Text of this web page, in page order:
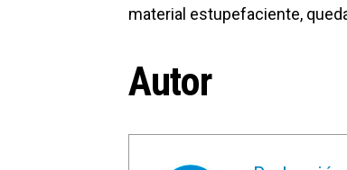
material estupefaciente,
Autor